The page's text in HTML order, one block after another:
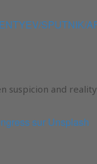
suspicion and reality